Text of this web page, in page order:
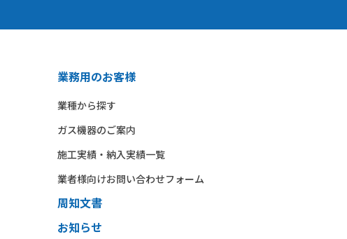
業務用のお客様
業種から​探す​
ガス機器の​ご案内​
施工実績・納入実績一覧
業者様向けお問い合わせフォーム
周知文書
お知らせ